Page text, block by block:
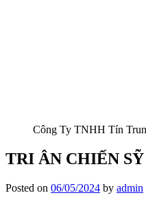
Công Ty TNHH Tín
TRI ÂN CHIẾN
Posted on 06/05/2024 by admin